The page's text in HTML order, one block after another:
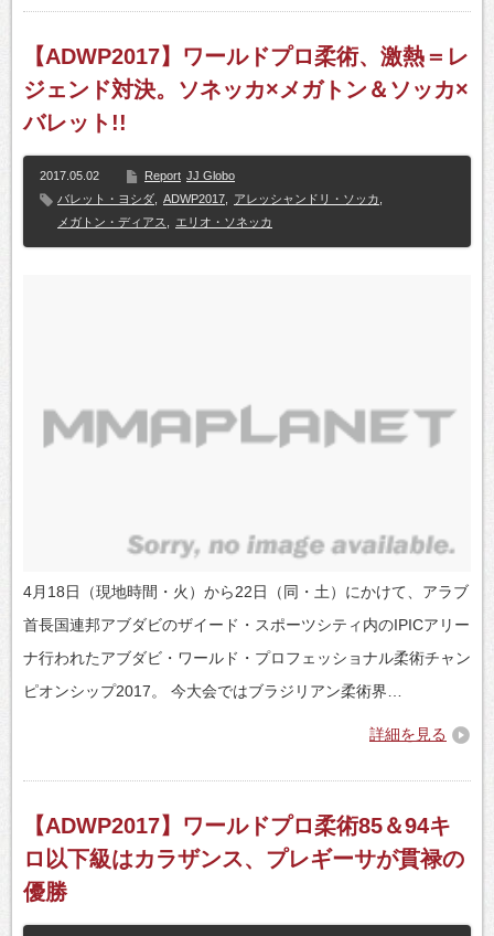
【ADWP2017】ワールドプロ柔術、激熱＝レ
ジェンド対決。ソネッカ×メガトン＆ソッカ×
バレット!!
2017.05.02 Report JJ Globo
バレット・ヨシダ
ADWP2017 アレッシャンドリ・ソッカ
メガトン・ディアス
エリオ・ソネッカ
4月18日（現地時間・火）から22日（同・土）にかけて、アラブ
首長国連邦アブダビのザイード・スポーツシティ内のIPICアリー
ナ行われたアブダビ・ワールド・プロフェッショナル柔術チャン
ピオンシップ2017。 今大会ではブラジリアン柔術界…
詳細を見る
【ADWP2017】ワールドプロ柔術85＆94キ
ロ以下級はカラザンス、プレギーサが貫禄の
優勝